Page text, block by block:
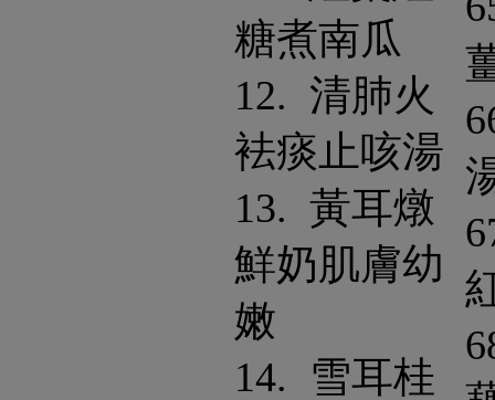
糖煮南瓜
12. 清肺火
袪痰止咳湯
13. 黃耳燉
鮮奶肌膚幼
嫩
14. 雪耳桂